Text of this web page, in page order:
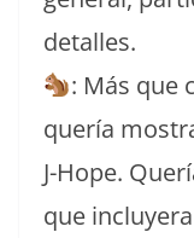
detalles.
: Más que
quería
J-Hope.
que